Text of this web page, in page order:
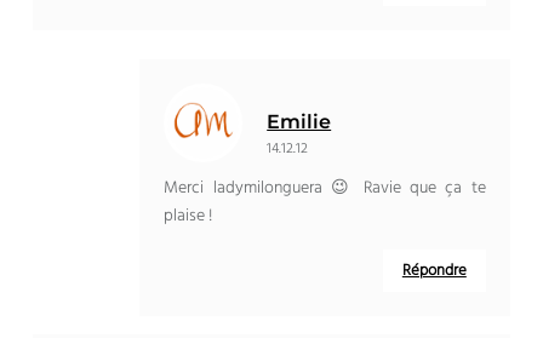
Emilie
14.12.12
Merci ladymilonguera 😉 Ravie que ça te
plaise !
Répondre